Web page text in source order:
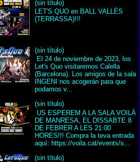
(sin título)
LET'S QUO en BALL VALLÉS
(TERRASSA)!!!
(sin título)
El 24 de noviembre de 2023, los
Let's Quo visitaremos Calella
(Barcelona). Los amigos de la sala
INGENI nos acogerán para que
podamos v...
(sin título)
US ESPEREM A LA SALA VOILÀ
DE MANRESA, EL DISSABTE 8
DE FEBRER A LES 21:00
HORES!!! Compra la teva entrada
aquí: https://voila.cat/events/s...
(sin título)